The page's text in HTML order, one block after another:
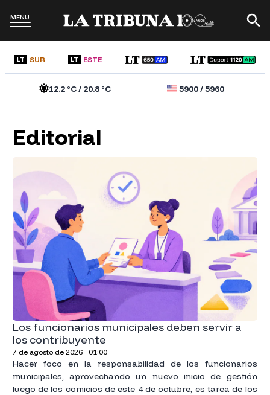
MENÚ
LT SUR LT ESTE
12.2°C /20.8°C 5900/5960
Editorial
Los funcionarios municipales deben servir a
los contribuyente
7 de agosto de 2026 - 01:00
Hacer foco en la responsabilidad de los funcionarios
municipales, aprovechando un nuevo inicio de gestión
luego de los comicios de este 4 de octubre, es tarea de los